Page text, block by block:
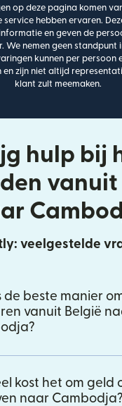
op deze pagina komen
service hebben ervaren.
en geven de
We nemen geen standpunt
kunnen per persoon
en zijn niet altijd
klant zult meemaken.
hulp bij
vanuit
veelgestelde
de beste manier
vanuit België
kost het om geld
naar Cambodja?